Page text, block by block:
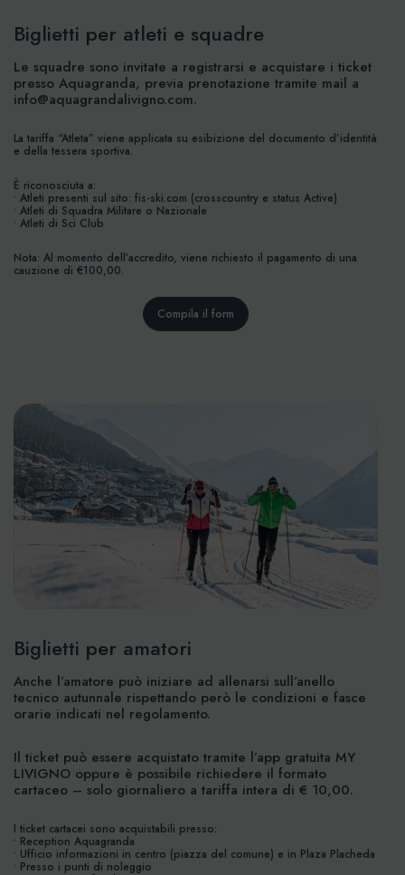
Biglietti per atleti e squadre
Le squadre sono invitate a registrarsi e acquistare i ticket
presso Aquagranda, previa prenotazione tramite mail a
info@aquagrandalivigno.com.
La tariffa “Atleta” viene applicata su esibizione del documento d’identità
e della tessera sportiva.
È riconosciuta a:
• Atleti presenti sul sito: fis-ski.com (crosscountry e status Active)
• Atleti di Squadra Militare o Nazionale
• Atleti di Sci Club
Nota: Al momento dell’accredito, viene richiesto il pagamento di una
cauzione di €100,00.
Compila il form
Biglietti per amatori
Anche l’amatore può iniziare ad allenarsi sull’anello
tecnico autunnale rispettando però le condizioni e fasce
orarie indicati nel regolamento.
Il ticket può essere acquistato tramite l’app gratuita MY
LIVIGNO oppure è possibile richiedere il formato
cartaceo – solo giornaliero a tariffa intera di € 10,00.
I ticket cartacei sono acquistabili presso:
• Reception Aquagranda
• Ufficio informazioni in centro (piazza del comune) e in Plaza Placheda
• Presso i punti di noleggio